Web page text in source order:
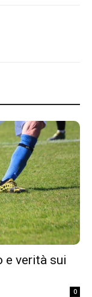
e verità sui
0